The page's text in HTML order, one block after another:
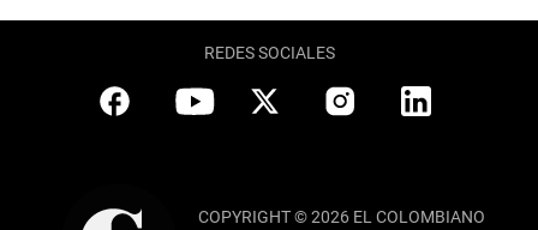
REDES SOCIALES
COPYRIGHT © 2026 EL COLOMBIANO